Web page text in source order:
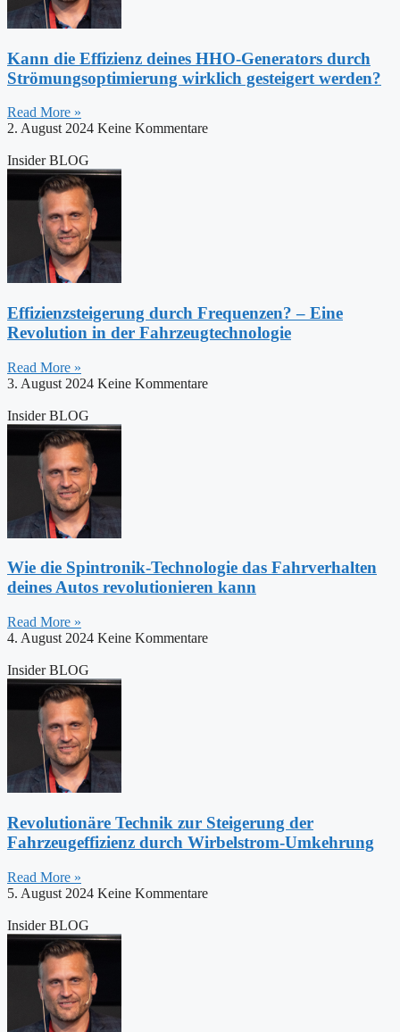
Kann die Effizienz deines HHO-Generators durch
Strömungsoptimierung wirklich gesteigert werden?
Read More »
2. August 2024 Keine Kommentare
Insider BLOG
Effizienzsteigerung durch Frequenzen? – Eine
Revolution in der Fahrzeugtechnologie
Read More »
3. August 2024 Keine Kommentare
Insider BLOG
Wie die Spintronik-Technologie das Fahrverhalten
deines Autos revolutionieren kann
Read More »
4. August 2024 Keine Kommentare
Insider BLOG
Revolutionäre Technik zur Steigerung der
Fahrzeugeffizienz durch Wirbelstrom-Umkehrung
Read More »
5. August 2024 Keine Kommentare
Insider BLOG